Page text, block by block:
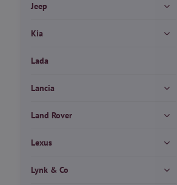
Jeep
Kia
Lada
Lancia
Land Rover
Lexus
Lynk & Co